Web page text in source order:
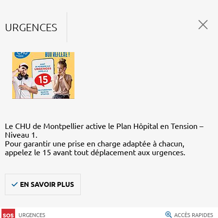
URGENCES
Le CHU de Montpellier active le Plan Hôpital en Tension –
Niveau 1.
Pour garantir une prise en charge adaptée à chacun,
appelez le 15 avant tout déplacement aux urgences.
EN SAVOIR PLUS
URGENCES ACCÈS RAPIDES